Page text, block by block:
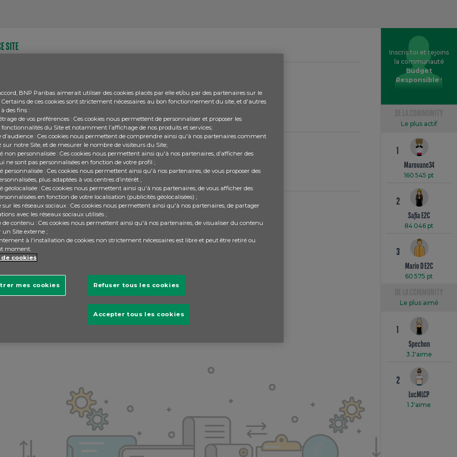
Inscris toi et rejoins
la communauté
Budget
Responsible!
Le plus actif
Marouane34
160 545 pt
1
Safia E2C
84 046 pt
2
Mario D E2C
60 575 pt
3
Le plus aimé
Spechon
3 J'aime
1
LucMLCP
1 J'aime
2
SITE
des sites que je connais
éducative
5 ans
pour répondre.
BNP Paribas aimerait utiliser des cookies placés par elle et/ou par des partenaires sur le
Certains de ces cookies sont strictement nécessaires au bon fonctionnement du site, et d'autres
des fins :
de vos préférences : Ces cookies nous permettent de personnaliser et proposer les
du Site et notamment l’affichage de nos produits et services;
d’audience : Ces cookies nous permettent de comprendre ainsi qu'à nos partenaires comment
sur notre Site, et de mesurer le nombre de visiteurs du Site;
non personnalisée : Ces cookies nous permettent ainsi qu'à nos partenaires, d’afficher des
ne sont pas personnalisées en fonction de votre profil ;
personnalisée : Ces cookies nous permettent ainsi qu'à nos partenaires, de vous proposer des
plus adaptées à vos centres d’intérêt ;
géolocalisée : Ces cookies nous permettent ainsi qu'à nos partenaires, de vous afficher des
en fonction de votre localisation (publicités géolocalisées) ;
sur les réseaux sociaux : Ces cookies nous permettent ainsi qu'à nos partenaires, de partager
avec les réseaux sociaux utilisés ;
de contenu : Ces cookies nous permettent ainsi qu'à nos partenaires, de visualiser du contenu
un Site externe ;
à l'installation de cookies non strictement nécessaires est libre et peut être retiré ou
moment.
cookies
Refuser tous les cookies
Accepter tous les cookies
mes cookies